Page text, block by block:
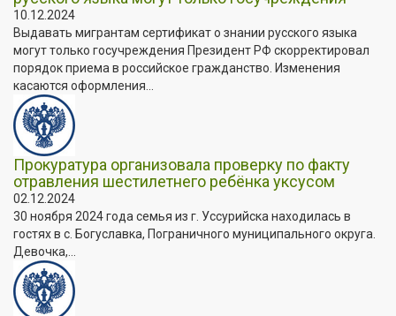
10.12.2024
Выдавать мигрантам сертификат о знании русского языка
могут только госучреждения Президент РФ скорректировал
порядок приема в российское гражданство. Изменения
касаются оформления...
Прокуратура организовала проверку по факту
отравления шестилетнего ребёнка уксусом
02.12.2024
30 ноября 2024 года семья из г. Уссурийска находилась в
гостях в с. Богуславка, Пограничного муниципального округа.
Девочка,...